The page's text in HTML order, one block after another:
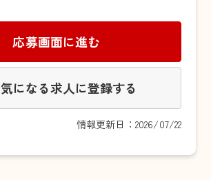
応募画面に進む
気になる求人に登録する
情報更新日：2026/07/22